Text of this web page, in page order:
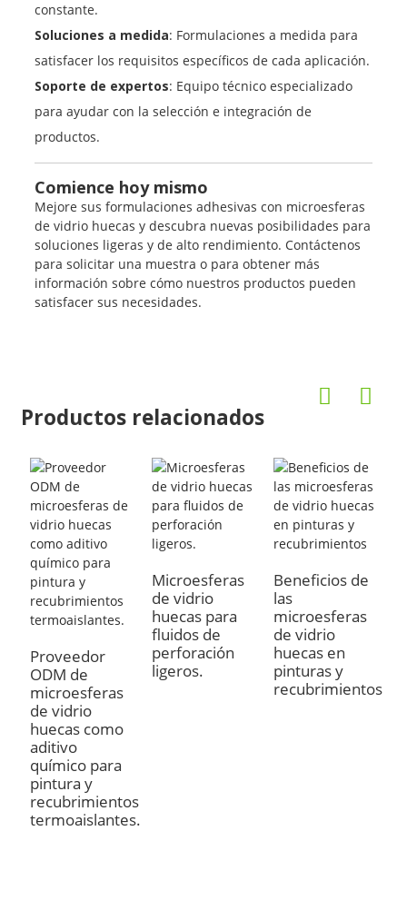
constante.
Soluciones a medida: Formulaciones a medida para
satisfacer los requisitos específicos de cada aplicación.
Soporte de expertos: Equipo técnico especializado
para ayudar con la selección e integración de
productos.
Comience hoy mismo
Mejore sus formulaciones adhesivas con microesferas
de vidrio huecas y descubra nuevas posibilidades para
soluciones ligeras y de alto rendimiento. Contáctenos
para solicitar una muestra o para obtener más
información sobre cómo nuestros productos pueden
satisfacer sus necesidades.
Productos relacionados
Proveedor
ODM de
microesferas
de vidrio
huecas como
aditivo
químico para
pintura y
recubrimientos
termoaislantes.
Microesferas
de vidrio
huecas para
fluidos de
perforación
ligeros.
Beneficios de
las
microesferas
de vidrio
huecas en
pinturas y
recubrimientos